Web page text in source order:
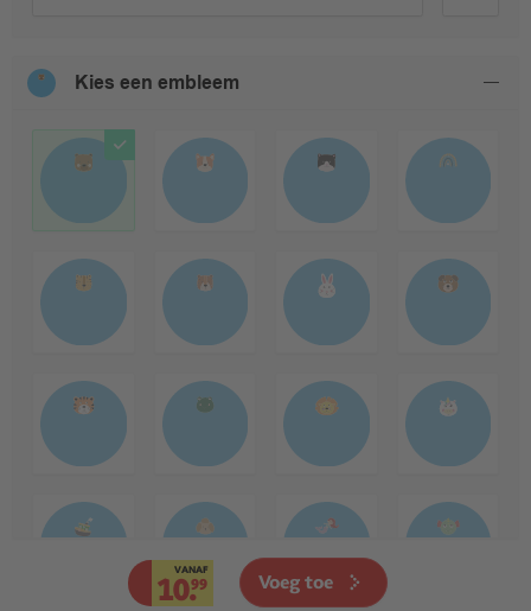
Kies een embleem
Voeg toe
VANAF
10.99